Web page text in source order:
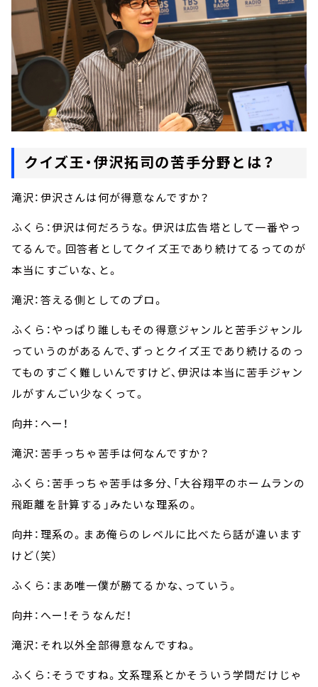
クイズ王・伊沢拓司の苦手分野とは？
滝沢：伊沢さんは何が得意なんですか？
ふくら：伊沢は何だろうな。伊沢は広告塔として一番やっ
てるんで。回答者としてクイズ王であり続けてるってのが
本当にすごいな、と。
滝沢：答える側としてのプロ。
ふくら：やっぱり誰しもその得意ジャンルと苦手ジャンル
っていうのがあるんで、ずっとクイズ王であり続けるのっ
てものすごく難しいんですけど、伊沢は本当に苦手ジャン
ルがすんごい少なくって。
向井：へー！
滝沢：苦手っちゃ苦手は何なんですか？
ふくら：苦手っちゃ苦手は多分、「大谷翔平のホームランの
飛距離を計算する」みたいな理系の。
向井：理系の。まあ俺らのレベルに比べたら話が違います
けど（笑）
ふくら：まあ唯一僕が勝てるかな、っていう。
向井：へー！そうなんだ！
滝沢：それ以外全部得意なんですね。
ふくら：そうですね。文系理系とかそういう学問だけじゃ